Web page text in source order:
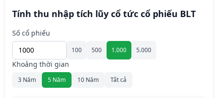
Tính thu nhập tích lũy cổ tức cổ phiếu BLT
Số cổ phiếu
100 500 1.000 5.000
Khoảng thời gian
3 Năm 5 Năm 10 Năm Tất cả